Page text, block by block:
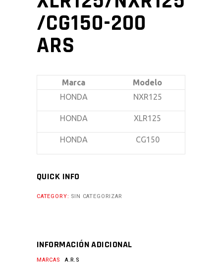
/CG150-200
ARS
Marca
Modelo
HONDA
NXR125
HONDA XLR125
HONDA CG150
QUICK INFO
CATEGORY: SIN CATEGORIZAR
INFORMACIÓN ADICIONAL
MARCAS A.R.S